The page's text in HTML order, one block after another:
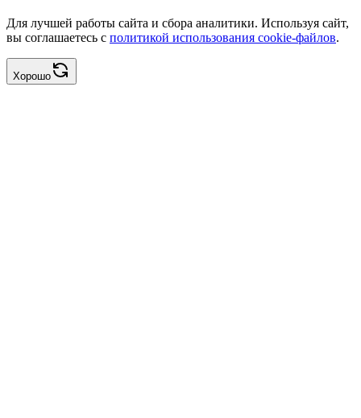
Для лучшей работы сайта и сбора аналитики. Используя сайт,
вы соглашаетесь с политикой использования cookie-файлов.
Хорошо